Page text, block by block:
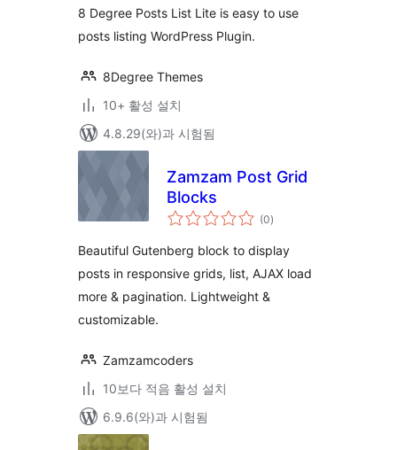
점
8 Degree Posts List Lite is easy to use
posts listing WordPress Plugin.
8Degree Themes
10+ 활성 설치
4.8.29(와)과 시험됨
Zamzam Post Grid
Blocks
(0전
체
점
)
Beautiful Gutenberg block to display
posts in responsive grids, list, AJAX load
more & pagination. Lightweight &
customizable.
Zamzamcoders
10보다 적음 활성 설치
6.9.6(와)과 시험됨